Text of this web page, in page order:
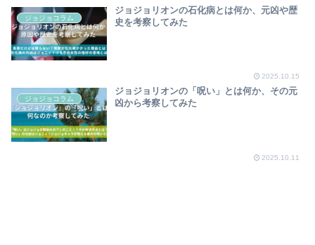
ジョジョコラム
ジョジョリオンの石化病とは何か、元凶や歴
史を考察してみた
2025.10.15
ジョジョコラム
ジョジョリオンの「呪い」とは何か、その元
凶から考察してみた
2025.10.11